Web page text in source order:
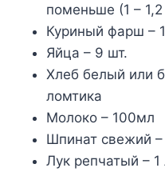
поменьше (1 – 1,2
Куриный фарш –
Яйца – 9 шт.
Хлеб белый или
ломтика
Молоко – 100мл
Шпинат свежий –
Лук репчатый – 1